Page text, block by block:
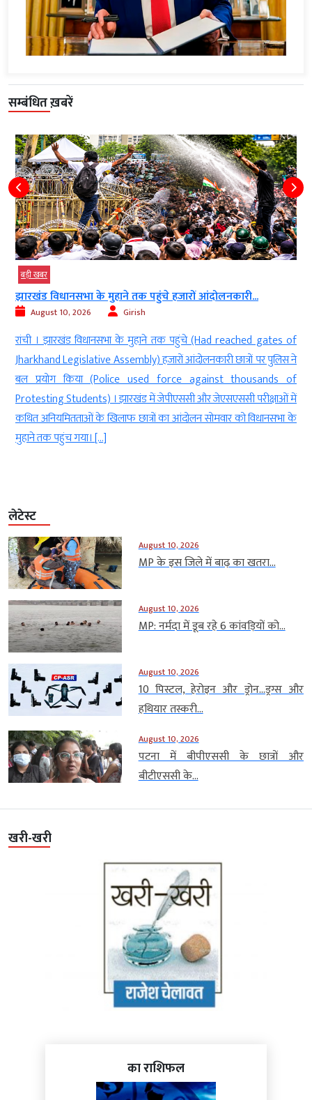
सम्बंधित ख़बरें
के मुहाने तक पहुंचे हजारों आंदोलनकारी...
10, 2026 Girish
झारखंड विधानसभा के मुहाने तक पहुंचे (Had reached gates of
Legislative Assembly) हजारों आंदोलनकारी छात्रों पर पुलिस ने
किया (Police used force against thousands of
Students) । झारखंड में जेपीएससी और जेएसएससी परीक्षाओं में
के खिलाफ छात्रों का आंदोलन सोमवार को विधानसभा के
पहुंच गया। […]
नई दिल्ली
कि छात्र
से चर्चा
सरकार के
लेटेस्ट
August 10, 2026
MP के इस जिले में बाढ़ का खतरा...
August 10, 2026
MP: नर्मदा में डूब रहे 6 कांवड़ियों को...
August 10, 2026
10 पिस्टल, हेरोइन और ड्रोन…ड्रग्स और
हथियार तस्करी...
August 10, 2026
पटना में बीपीएससी के छात्रों और
बीटीएससी के...
खरी-खरी
का राशिफल